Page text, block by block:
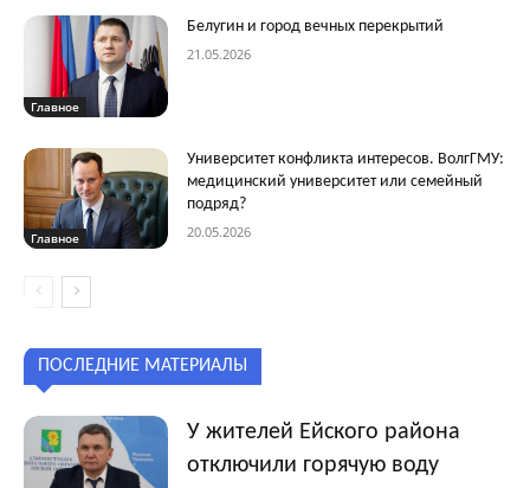
Главное
Белугин и город вечных перекрытий
21.05.2026
Главное
Университет конфликта интересов. ВолгГМУ:
медицинский университет или семейный
подряд?
20.05.2026
ПОСЛЕДНИЕ МАТЕРИАЛЫ
У жителей Ейского района
отключили горячую воду